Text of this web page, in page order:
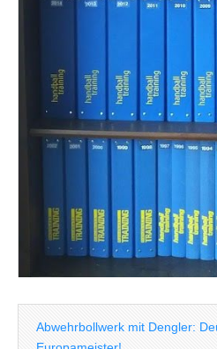
Abwehrbollwerk mit Dengler: